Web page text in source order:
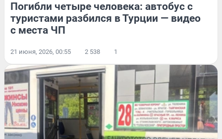
Погибли четыре человека: автобус с
туристами разбился в Турции — видео
с места ЧП
21 июня, 2026, 00:55 2 538 1